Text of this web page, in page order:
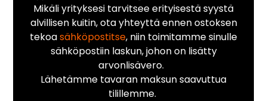
Mikäli yrityksesi tarvitsee erityisestä syystä
alvillisen kuitin, ota yhteyttä ennen ostoksen
tekoasähköpostitse, niin toimitamme sinulle
sähköpostiin laskun, johon on lisätty
arvonlisävero.
Lähetämme tavaran maksun saavuttua
tilillemme.